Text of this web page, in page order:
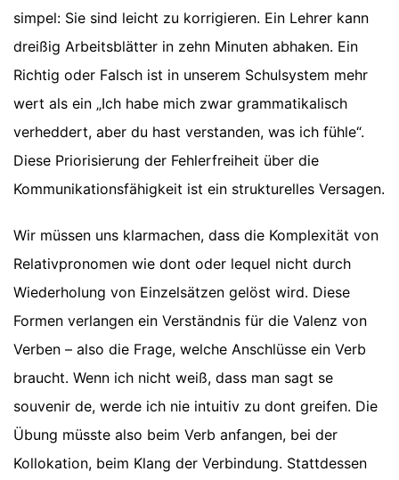
simpel: Sie sind leicht zu korrigieren. Ein Lehrer kann
dreißig Arbeitsblätter in zehn Minuten abhaken. Ein
Richtig oder Falsch ist in unserem Schulsystem mehr
wert als ein „Ich habe mich zwar grammatikalisch
verheddert, aber du hast verstanden, was ich fühle“.
Diese Priorisierung der Fehlerfreiheit über die
Kommunikationsfähigkeit ist ein strukturelles Versagen.
Wir müssen uns klarmachen, dass die Komplexität von
Relativpronomen wie dont oder lequel nicht durch
Wiederholung von Einzelsätzen gelöst wird. Diese
Formen verlangen ein Verständnis für die Valenz von
Verben – also die Frage, welche Anschlüsse ein Verb
braucht. Wenn ich nicht weiß, dass man sagt se
souvenir de, werde ich nie intuitiv zu dont greifen. Die
Übung müsste also beim Verb anfangen, bei der
Kollokation, beim Klang der Verbindung. Stattdessen